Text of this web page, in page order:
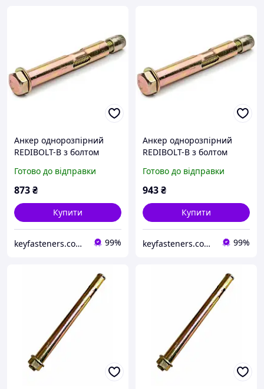
Анкер однорозпірний
REDIBOLT-B з болтом
цинк жовтий 100 шт./
пачка
Готово до відправки
873₴
Купити
keyfasteners.com.ua 99%
Анкер однорозпірний
REDIBOLT-B з болтом
цинк жовтий 100 шт./
пачка
Готово до відправки
943₴
Купити
keyfasteners.com.ua 99%